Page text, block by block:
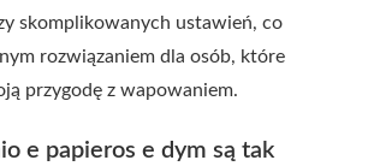
skomplikowanych ustawień, co
rozwiązaniem dla osób, które
przygodę z wapowaniem.
e papieros e dym są tak